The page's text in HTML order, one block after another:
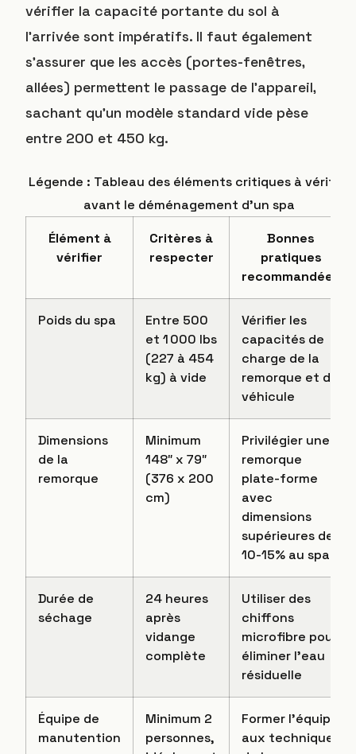
vérifier la capacité portante du sol à
l’arrivée sont impératifs. Il faut également
s’assurer que les accès (portes-fenêtres,
allées) permettent le passage de l’appareil,
sachant qu’un modèle standard vide pèse
entre 200 et 450 kg.
Légende : Tableau des éléments critiques à vérifier
avant le déménagement d’un spa
Élément à
vérifier
Critères à
respecter
Bonnes
pratiques
recommandées
Poids du spa
Entre 500
et 1 000 lbs
(227 à 454
kg) à vide
Vérifier les
capacités de
charge de la
remorque et du
véhicule
Dimensions
de la
remorque
Minimum
148″ x 79″
(376 x 200
cm)
Privilégier une
remorque
plate-forme
avec
dimensions
supérieures de
10-15% au spa
Durée de
séchage
24 heures
après
vidange
complète
Utiliser des
chiffons
microfibre pour
éliminer l’eau
résiduelle
Équipe de
manutention
Minimum 2
personnes,
Former l’équipe
aux techniques